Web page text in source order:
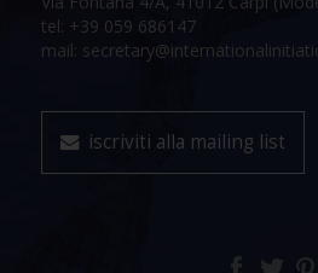
tel: +39 059 686147
mail:
iscriviti alla mailing list